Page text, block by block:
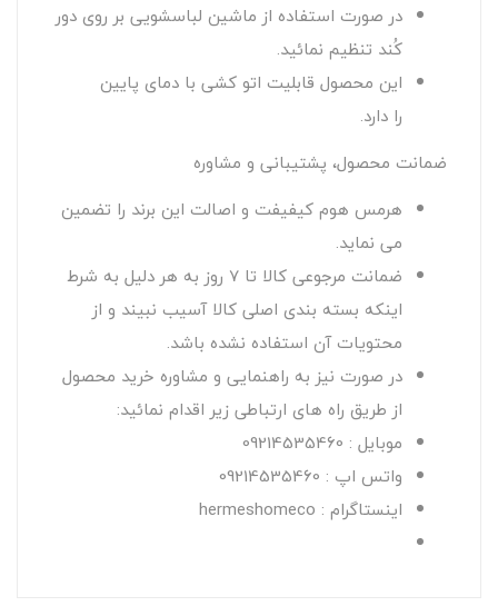
در صورت استفاده از ماشین لباسشویی بر روی دور
کُند تنظیم نمائید.
این محصول قابلیت اتو کشی با دمای پایین
را دارد.
ضمانت محصول، پشتیبانی و مشاوره
هرمس هوم کیفیفت و اصالت این برند را تضمین
می نماید.
ضمانت مرجوعی کالا تا 7 روز به هر دلیل به شرط
اینکه بسته بندی اصلی کالا آسیب نبیند و از
محتویات آن استفاده نشده باشد.
در صورت نیز به راهنمایی و مشاوره خرید محصول
از طریق راه های ارتباطی زیر اقدام نمائید:
موبایل : 09214535460
واتس اپ : 09214535460
اینستاگرام : hermeshomeco